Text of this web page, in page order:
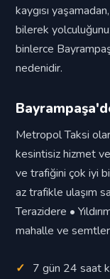
kaygısı
bilerek
binlerce
nedenidir.
Metropol Taksi
kesintisiz hizmet
ve trafiğini çok iyi
az trafikle ulaşım
Terazidere •
mahalle ve
7 gün 24 saat